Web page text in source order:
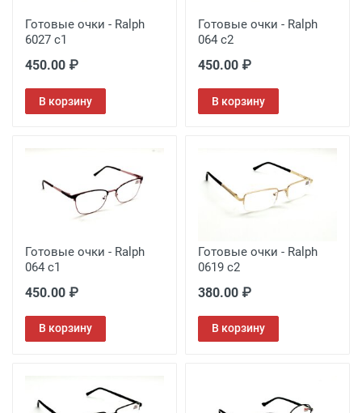
Готовые очки - Ralph
6027 c1
450.00 ₽
В корзину
Готовые очки - Ralph
064 c2
450.00 ₽
В корзину
Готовые очки - Ralph
064 c1
450.00 ₽
В корзину
Готовые очки - Ralph
0619 c2
380.00 ₽
В корзину